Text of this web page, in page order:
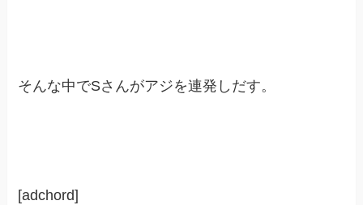
そんな中でSさんがアジを連発しだす。
[adchord]